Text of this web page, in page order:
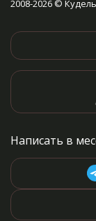
2008-2026 ©
Написать в